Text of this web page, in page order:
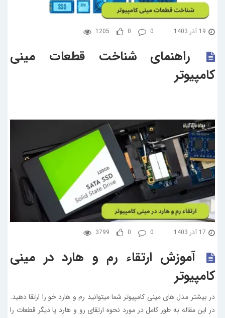
19 آذر 1403 1205 0 0
راهنمای شناخت قطعات مینی
کامپیوتر
17 آذر 1403 3799 0 0
آموزش ارتقاء رم و هارد در مینی
کامپیوتر
در بیشتر مدل های مینی کامپیوتر شما میتوانید رم و هارد خو را ارتقا دهید.
در این مقاله به طور کامل در مورد نحوه ارتقای رو و هارد یا دیگر قطعات را